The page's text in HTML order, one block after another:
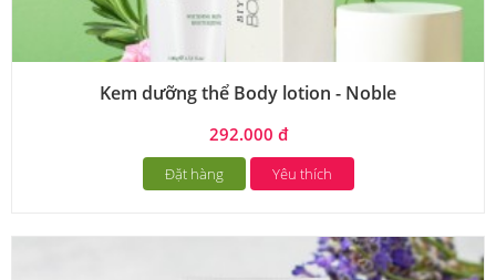
Kem dưỡng thể Body lotion - Noble
292.000 đ
Đặt hàng Yêu thích